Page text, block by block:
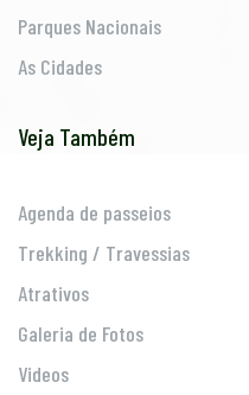
Parques Nacionais
As Cidades
Veja Também
Agenda de passeios
Trekking / Travessias
Atrativos
Galeria de Fotos
Videos